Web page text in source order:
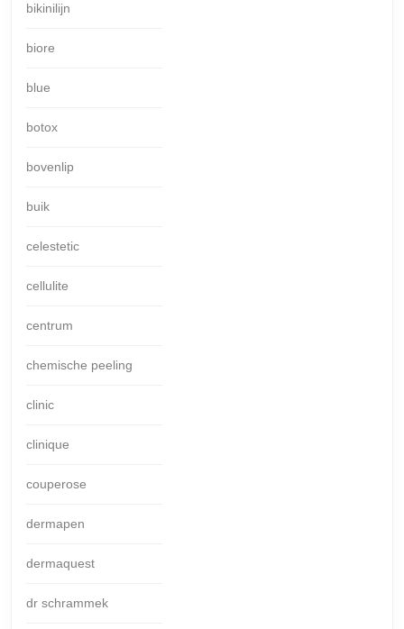
bikinilijn
biore
blue
botox
bovenlip
buik
celestetic
cellulite
centrum
chemische peeling
clinic
clinique
couperose
dermapen
dermaquest
dr schrammek